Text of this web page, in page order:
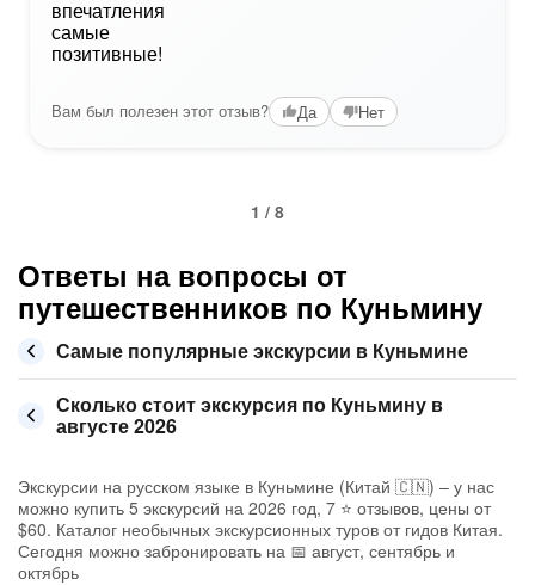
Вам был полезен этот отзыв? Да Нет
1 / 8
Ответы на вопросы от
путешественников по Куньмину
Самые популярные экскурсии в Куньмине
Сколько стоит экскурсия по Куньмину в
августе 2026
Экскурсии на русском языке в Куньмине (Китай 🇨🇳) – у нас
можно купить 5 экскурсий на 2026 год, 7 ⭐ отзывов, цены от
$60. Каталог необычных экскурсионных туров от гидов Китая.
Сегодня можно забронировать на 📅 август, сентябрь и
октябрь